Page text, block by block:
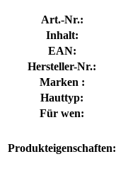
Art.-Nr.:
Inhalt:
EAN:
Hersteller-Nr.:
Marken :
Hauttyp:
Für wen:
Produkteigenschaften: